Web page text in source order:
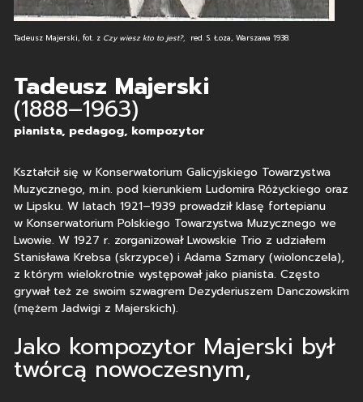
Tadeusz Majerski, fot. z Czy wiesz kto to jest?, red. S. Łoza, Warszawa 1938.
Tadeusz Majerski
(1888–1963)
pianista, pedagog, kompozytor
Kształcił się w Konserwatorium Galicyjskiego Towarzystwa
Muzycznego, m.in. pod kierunkiem Ludomira Różyckiego oraz
w Lipsku. W latach 1921–1939 prowadził klasę fortepianu
w Konserwatorium Polskiego Towarzystwa Muzycznego we
Lwowie. W 1927 r. zorganizował Lwowskie Trio z udziałem
Stanisława Krebsa (skrzypce) i Adama Szmary (wiolonczela),
z którym wielokrotnie występował jako pianista. Często
grywał też ze swoim szwagrem Dezyderiuszem Danczowskim
(mężem Jadwigi z Majerskich).
Jako kompozytor Majerski był
twórcą nowoczesnym,